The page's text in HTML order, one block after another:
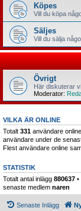
Köpes
Vill du köpa
Säljes
Vill du sälja
Övrigt
Här diskuterar
Moderator:
VILKA ÄR ONLINE
Totalt 331 användare
användare under de
Flest användare online
STATISTIK
Totalt antal inlägg 880637
senaste medlem naren
Senaste Inlägg